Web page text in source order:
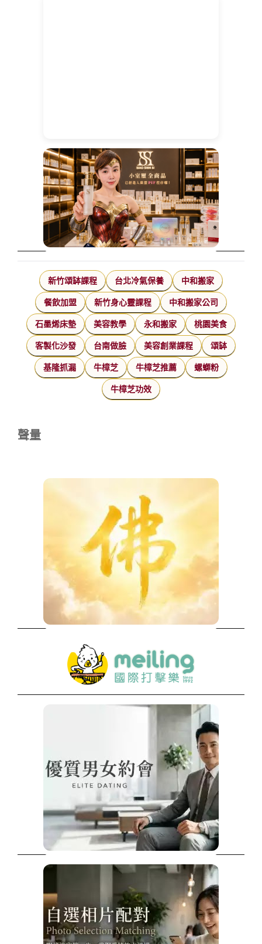
新竹頌缽課程 台北冷氣保養 中和搬家
餐飲加盟 新竹身心靈課程 中和搬家公司
石墨烯床墊 美容教學 永和搬家 桃園美食
客製化沙發 台南做臉 美容創業課程 頌缽
基隆抓漏 牛樟芝 牛樟芝推薦 螺螄粉
牛樟芝功效
聲量